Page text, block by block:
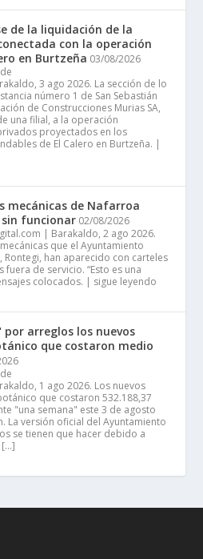
de la liquidación de la
con la operación
en Burtzeña 03/08/2026
3 ago 2026. La sección de lo
número 1 de San Sebastián
de Construcciones Murias SA,
una filial, a la operación
proyectados en los
de El Calero en Burtzeña. |
mecánicas de Nafarroa
sin funcionar 02/08/2026
| Barakaldo, 2 ago 2026.
que el Ayuntamiento
Rontegi, han aparecido con carteles
de servicio. “Esto es una
colocados. | sigue leyendo
arreglos los nuevos
que costaron medio
1 ago 2026. Los nuevos
que costaron 532.188,37
"una semana" este 3 de agosto
La versión oficial del Ayuntamiento
se tienen que hacer debido a
[…]